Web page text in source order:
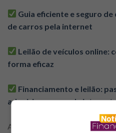
Guia eficiente e seguro
de carros pela internet
Leilão de veículos online:
forma eficaz
Financiamento e leilão:
adquirir carros pela internet
A segurança digital protege